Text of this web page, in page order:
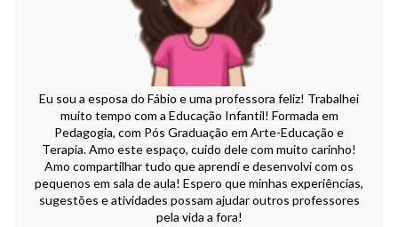
Eu sou a esposa do Fábio e uma professora feliz! Trabalhei
muito tempo com a Educação Infantil! Formada em
Pedagogia, com Pós Graduação em Arte-Educação e
Terapia. Amo este espaço, cuido dele com muito carinho!
Amo compartilhar tudo que aprendi e desenvolvi com os
pequenos em sala de aula! Espero que minhas experiências,
sugestões e atividades possam ajudar outros professores
pela vida a fora!